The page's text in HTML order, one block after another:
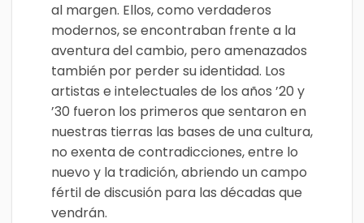
al margen. Ellos, como verdaderos
modernos, se encontraban frente a la
aventura del cambio, pero amenazados
también por perder su identidad. Los
artistas e intelectuales de los años ’20 y
’30 fueron los primeros que sentaron en
nuestras tierras las bases de una cultura,
no exenta de contradicciones, entre lo
nuevo y la tradición, abriendo un campo
fértil de discusión para las décadas que
vendrán.